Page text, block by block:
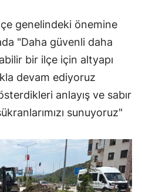
Aksaray
Bayburt
Karaman
Kırıkkale
Batman
Şırnak
Bartın
Ardahan
genelindeki önemine
"Daha güvenli daha
bir ilçe için altyapı
devam ediyoruz
anlayış ve sabır
sunuyoruz"